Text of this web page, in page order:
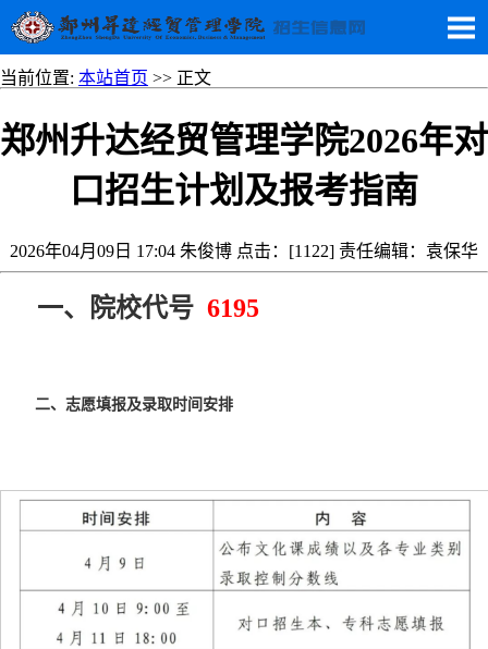
当前位置: 本站首页 >> 正文
郑州升达经贸管理学院2026年对
口招生计划及报考指南
2026年04月09日 17:04 朱俊博 点击：[1122] 责任编辑：袁保华
一、 院校代号 6195
二、志愿填报及录取时间安排